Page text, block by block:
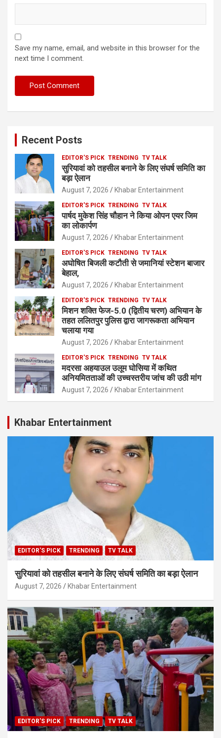
Save my name, email, and website in this browser for the
next time I comment.
Recent Posts
EDITOR'S PICK TRENDING TV TALK
सुरियावां को तहसील बनाने के लिए संघर्ष समिति का
बड़ा ऐलान
August 7, 2026 Khabar Entertainment
EDITOR'S PICK TRENDING TV TALK
पार्षद मुकेश सिंह चौहान ने किया ओपन एयर जिम
का लोकार्पण
August 7, 2026 Khabar Entertainment
EDITOR'S PICK TRENDING TV TALK
अघोषित बिजली कटौती से जमानियां स्टेशन बाजार
बेहाल,
August 7, 2026 Khabar Entertainment
EDITOR'S PICK TRENDING TV TALK
मिशन शक्ति फेज-5.0 (द्वितीय चरण) अभियान के
तहत ललितपुर पुलिस द्वारा जागरूकता अभियान
चलाया गया
August 7, 2026 Khabar Entertainment
EDITOR'S PICK TRENDING TV TALK
मदरसा अहयाउल उलूम घोसिया में कथित
अनियमितताओं की उच्चस्तरीय जांच की उठी मांग
August 7, 2026 Khabar Entertainment
Khabar Entertainment
EDITOR'S PICK TRENDING TV TALK
सुरियावां को तहसील बनाने के लिए संघर्ष समिति का बड़ा ऐलान
August 7, 2026 Khabar Entertainment
EDITOR'S PICK TRENDING TV TALK